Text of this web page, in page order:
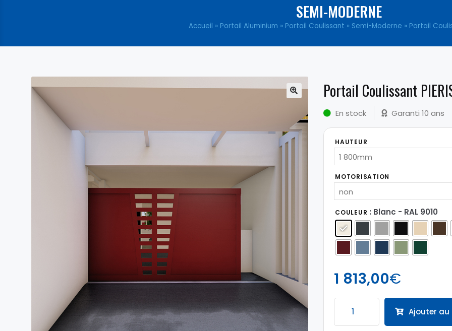
SEMI-MODERNE
Accueil » Portail Aluminium » Portail Coulissant » Semi-Moderne » Portail
Portail Coulissant
En stock Garanti 10 ans
HAUTEUR
MOTORISATION
COULEUR : Blanc - RAL 9010
1 813,00€
Portail
Ajouter au